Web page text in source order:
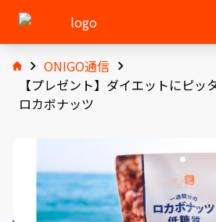
ONIGO通信
【プレゼント】ダイエットにピ
ロカボナッツ